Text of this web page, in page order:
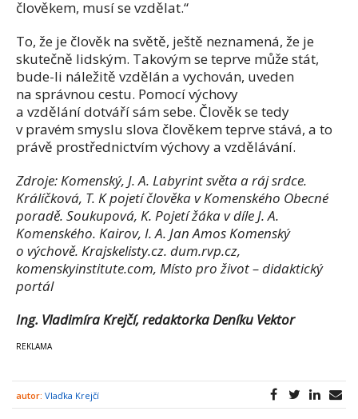
člověkem, musí se vzdělat.“
To, že je člověk na světě, ještě neznamená, že je
skutečně lidským. Takovým se teprve může stát,
bude-li náležitě vzdělán a vychován, uveden
na správnou cestu. Pomocí výchovy
a vzdělání dotváří sám sebe. Člověk se tedy
v pravém smyslu slova člověkem teprve stává, a to
právě prostřednictvím výchovy a vzdělávání.
Zdroje: Komenský, J. A. Labyrint světa a ráj srdce.
Králíčková, T. K pojetí člověka v Komenského Obecné
poradě. Soukupová, K. Pojetí žáka v díle J. A.
Komenského. Kairov, I. A. Jan Amos Komenský
o výchově. Krajskelisty.cz. dum.rvp.cz,
komenskyinstitute.com, Místo pro život – didaktický
portál
Ing. Vladimíra Krejčí, redaktorka Deníku Vektor
autor: Vlaďka Krejčí